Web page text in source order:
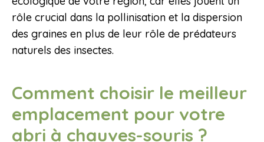
rôle crucial dans la pollinisation et la dispersion
des graines en plus de leur rôle de prédateurs
naturels des insectes.
Comment choisir le meilleur
emplacement pour votre
abri à chauves-souris ?